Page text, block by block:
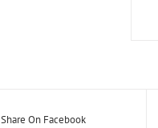
Share On Facebook